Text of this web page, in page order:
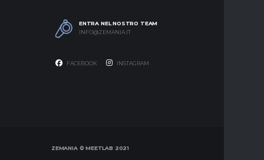
ENTRA NEL NOSTRO TEAM
INFO@ZEMANIA.IT
FACEBOOK INSTAGRAM
ZEMANIA © MEETLAB 2021